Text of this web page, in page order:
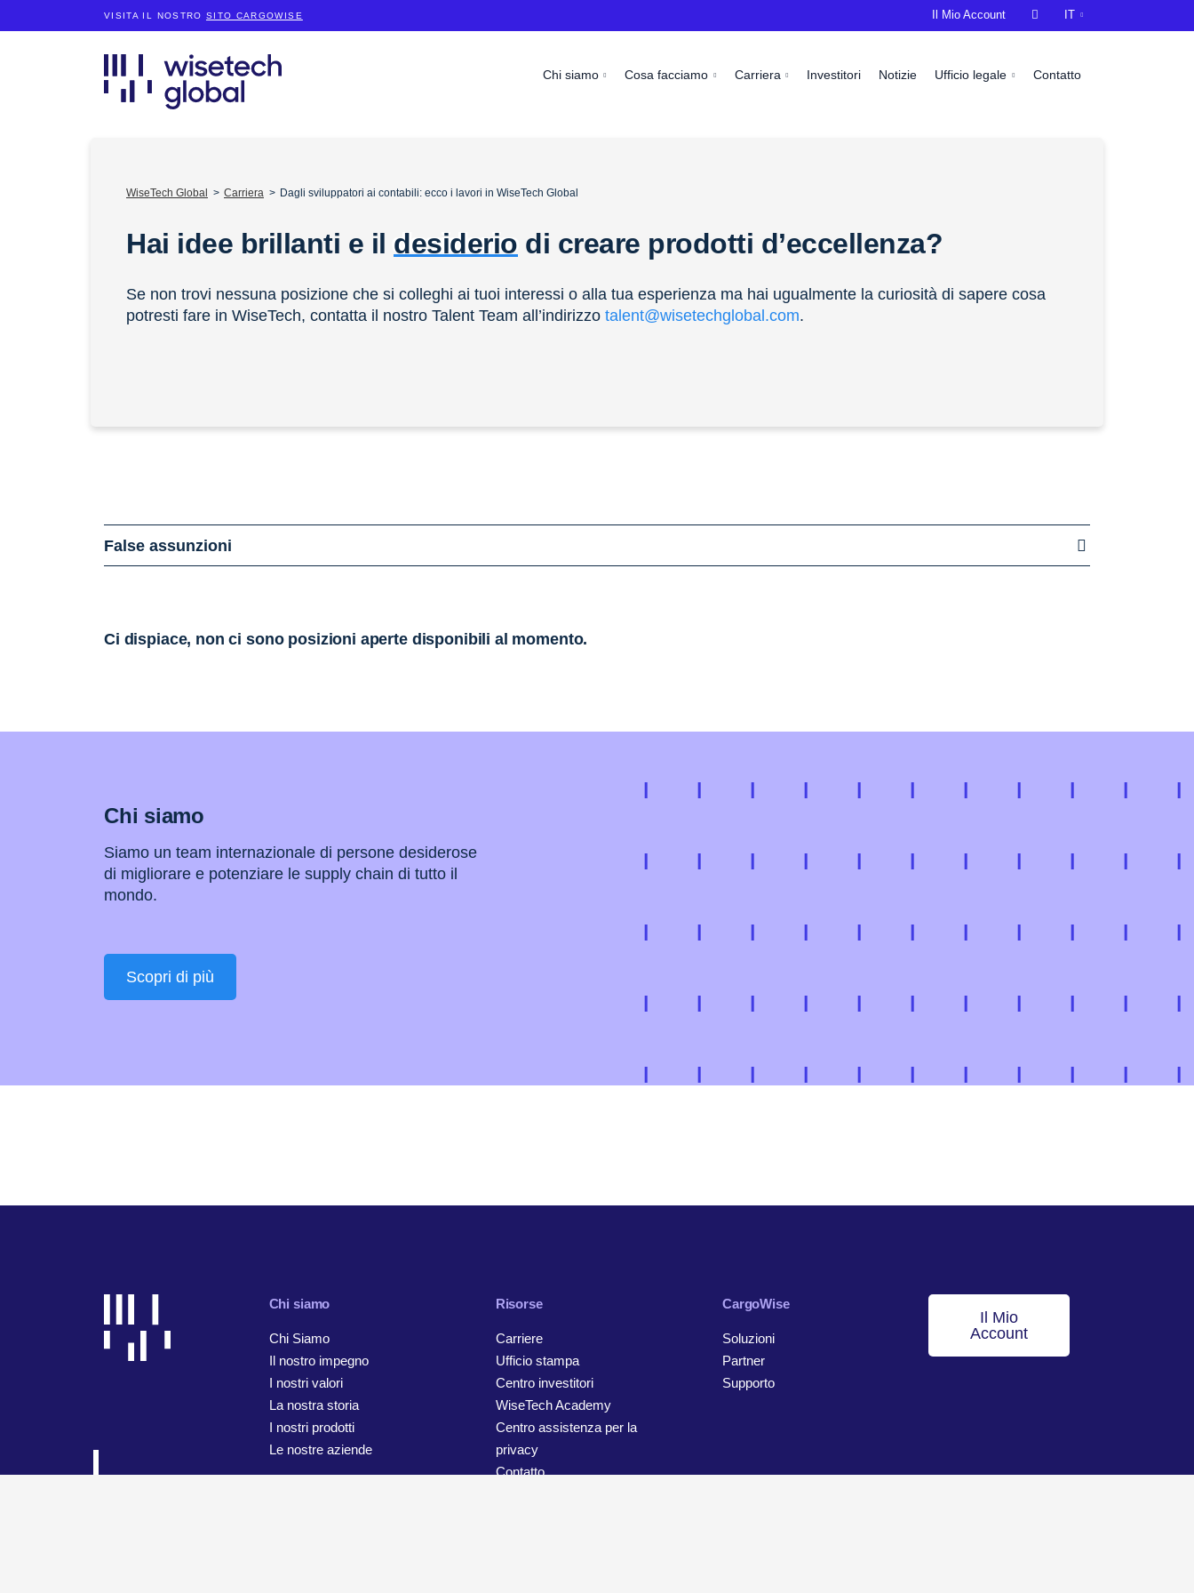
VISITA IL NOSTRO SITO CARGOWISE
Chi siamo Cosa facciamo Carriera Investitori Notizie Ufficio legale Contatto
Il Mio Account  IT
WiseTech Global Carriera Dagli sviluppatori ai contabili: ecco i lavori in WiseTech Global
Hai idee brillanti e il desiderio di creare prodotti d’eccellenza?
Se non trovi nessuna posizione che si colleghi ai tuoi interessi o alla tua esperienza ma hai ugualmente la curiosità di sapere cosa
potresti fare in WiseTech, contatta il nostro Talent Team all’indirizzo talent@wisetechglobal.com.
False assunzioni
Ci dispiace, non ci sono posizioni aperte disponibili al momento.
Chi siamo
Siamo un team internazionale di persone desiderose
di migliorare e potenziare le supply chain di tutto il
mondo.
Scopri di più
Chi siamo
Chi Siamo
Il nostro impegno
I nostri valori
La nostra storia
I nostri prodotti
Le nostre aziende
Risorse
Carriere
Ufficio stampa
Centro investitori
WiseTech Academy
Centro assistenza per la
privacy
Contatto
CargoWise
Soluzioni
Partner
Supporto
Il Mio
Account